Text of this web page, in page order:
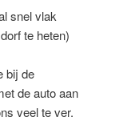
snel vlak
te heten)
bij de
de auto aan
veel te ver.